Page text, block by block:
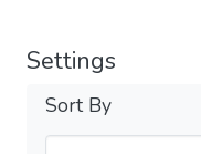
Settings
Sort By